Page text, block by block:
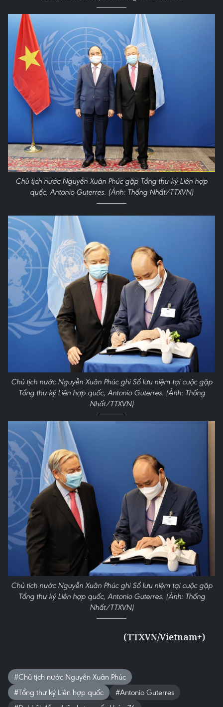
Chủ tịch nước Nguyễn Xuân Phúc gặp Tổng thư ký Liên hợp
quốc, Antonio Guterres. (Ảnh: Thống Nhất/TTXVN)
Chủ tịch nước Nguyễn Xuân Phúc ghi Sổ lưu niệm tại cuộc gặp
Tổng thư ký Liên hợp quốc, Antonio Guterres. (Ảnh: Thống
Nhất/TTXVN)
Chủ tịch nước Nguyễn Xuân Phúc ghi Sổ lưu niệm tại cuộc gặp
Tổng thư ký Liên hợp quốc, Antonio Guterres. (Ảnh: Thống
Nhất/TTXVN)
(TTXVN/Vietnam+)
#Chủ tịch nước Nguyễn Xuân Phúc
#Tổng thư ký Liên hợp quốc
#Antonio Guterres